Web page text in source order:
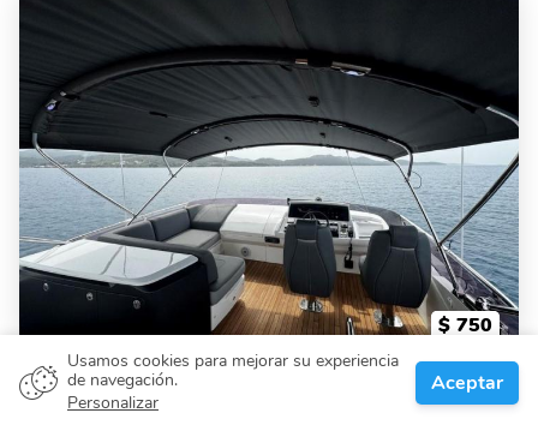
Usamos cookies para mejorar su experiencia
de navegación.
Personalizar
Aceptar
$ 750
ULTRA LUXURY YACHT TOUR
Estambul, Turquía